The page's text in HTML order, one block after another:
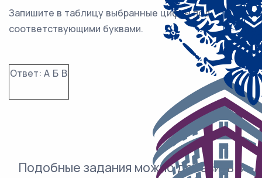
Запишите в таблицу выбранные цифры под
соответствующими буквами.
Ответ: А Б В
Подобные задания можно добавить в